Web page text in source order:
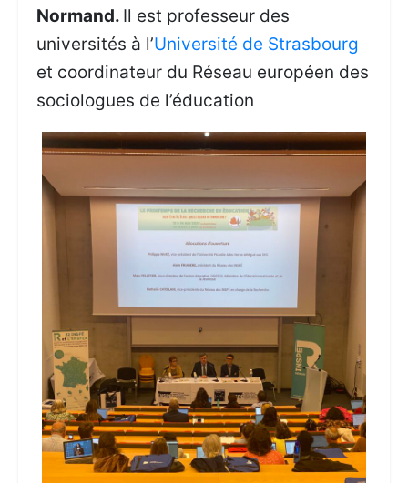
Normand. Il est professeur des
universités à l’Université de Strasbourg
et coordinateur du Réseau européen des
sociologues de l’éducation